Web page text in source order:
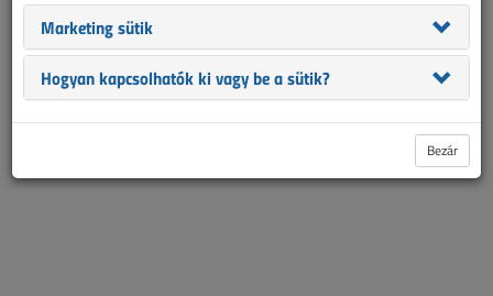
buktatókra keressük a szakmailag megfelelő válaszokat.
Marketing sütik
Hogyan kapcsolhatók ki vagy be a sütik?
Bezár